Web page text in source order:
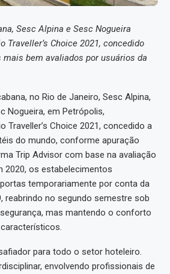
Sesc Alpina e Sesc Nogueira
Traveller’s Choice 2021, concedido
bem avaliados por usuários da
no Rio de Janeiro, Sesc Alpina,
Nogueira, em Petrópolis,
Traveller’s Choice 2021, concedido a
do mundo, conforme apuração
Trip Advisor com base na avaliação
2020, os estabelecimentos
temporariamente por conta da
reabrindo no segundo semestre sob
mas mantendo o conforto
para todo o setor hoteleiro.
envolvendo profissionais de